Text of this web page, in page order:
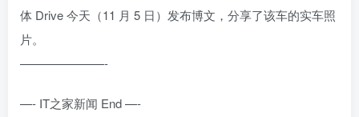
体 Drive 今天（11 月 5 日）发布博文，分享了该车的实车照
片。
———————-
—- IT之家新闻 End —-